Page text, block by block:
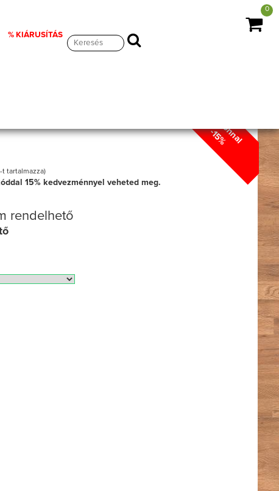
% KIÁRUSÍTÁS
0
Kuponnal
-15%
t tartalmazza)
15%kedvezménnyel veheted meg.
rendelhető